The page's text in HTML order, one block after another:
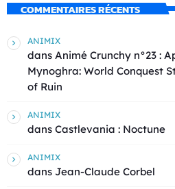
COMMENTAIRES RÉCENTS
ANIMIX
dans Animé Crunchy n°23 :
Mynoghra: World Conquest
of Ruin
ANIMIX
dans Castlevania : Noctune
ANIMIX
dans Jean-Claude Corbel